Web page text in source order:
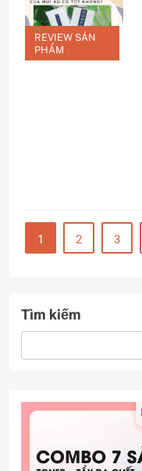
REVIEW SẢN
PHẨM
1 2 3
Tìm kiếm